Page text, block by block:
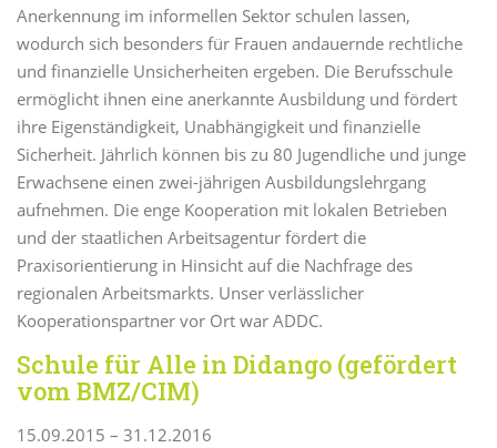
Anerkennung im informellen Sektor schulen lassen,
wodurch sich besonders für Frauen andauernde rechtliche
und finanzielle Unsicherheiten ergeben. Die Berufsschule
ermöglicht ihnen eine anerkannte Ausbildung und fördert
ihre Eigenständigkeit, Unabhängigkeit und finanzielle
Sicherheit. Jährlich können bis zu 80 Jugendliche und junge
Erwachsene einen zwei-jährigen Ausbildungslehrgang
aufnehmen. Die enge Kooperation mit lokalen Betrieben
und der staatlichen Arbeitsagentur fördert die
Praxisorientierung in Hinsicht auf die Nachfrage des
regionalen Arbeitsmarkts. Unser verlässlicher
Kooperationspartner vor Ort war ADDC.
Schule für Alle in Didango (gefördert
vom BMZ/CIM)
15.09.2015 – 31.12.2016